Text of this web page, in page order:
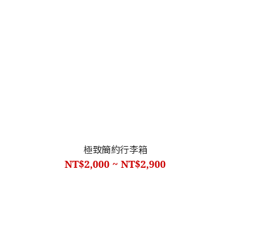
極致簡約行李箱
NT$2,000 ~ NT$2,900